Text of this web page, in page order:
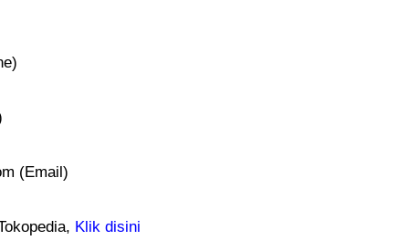
(Email)
Klik disini